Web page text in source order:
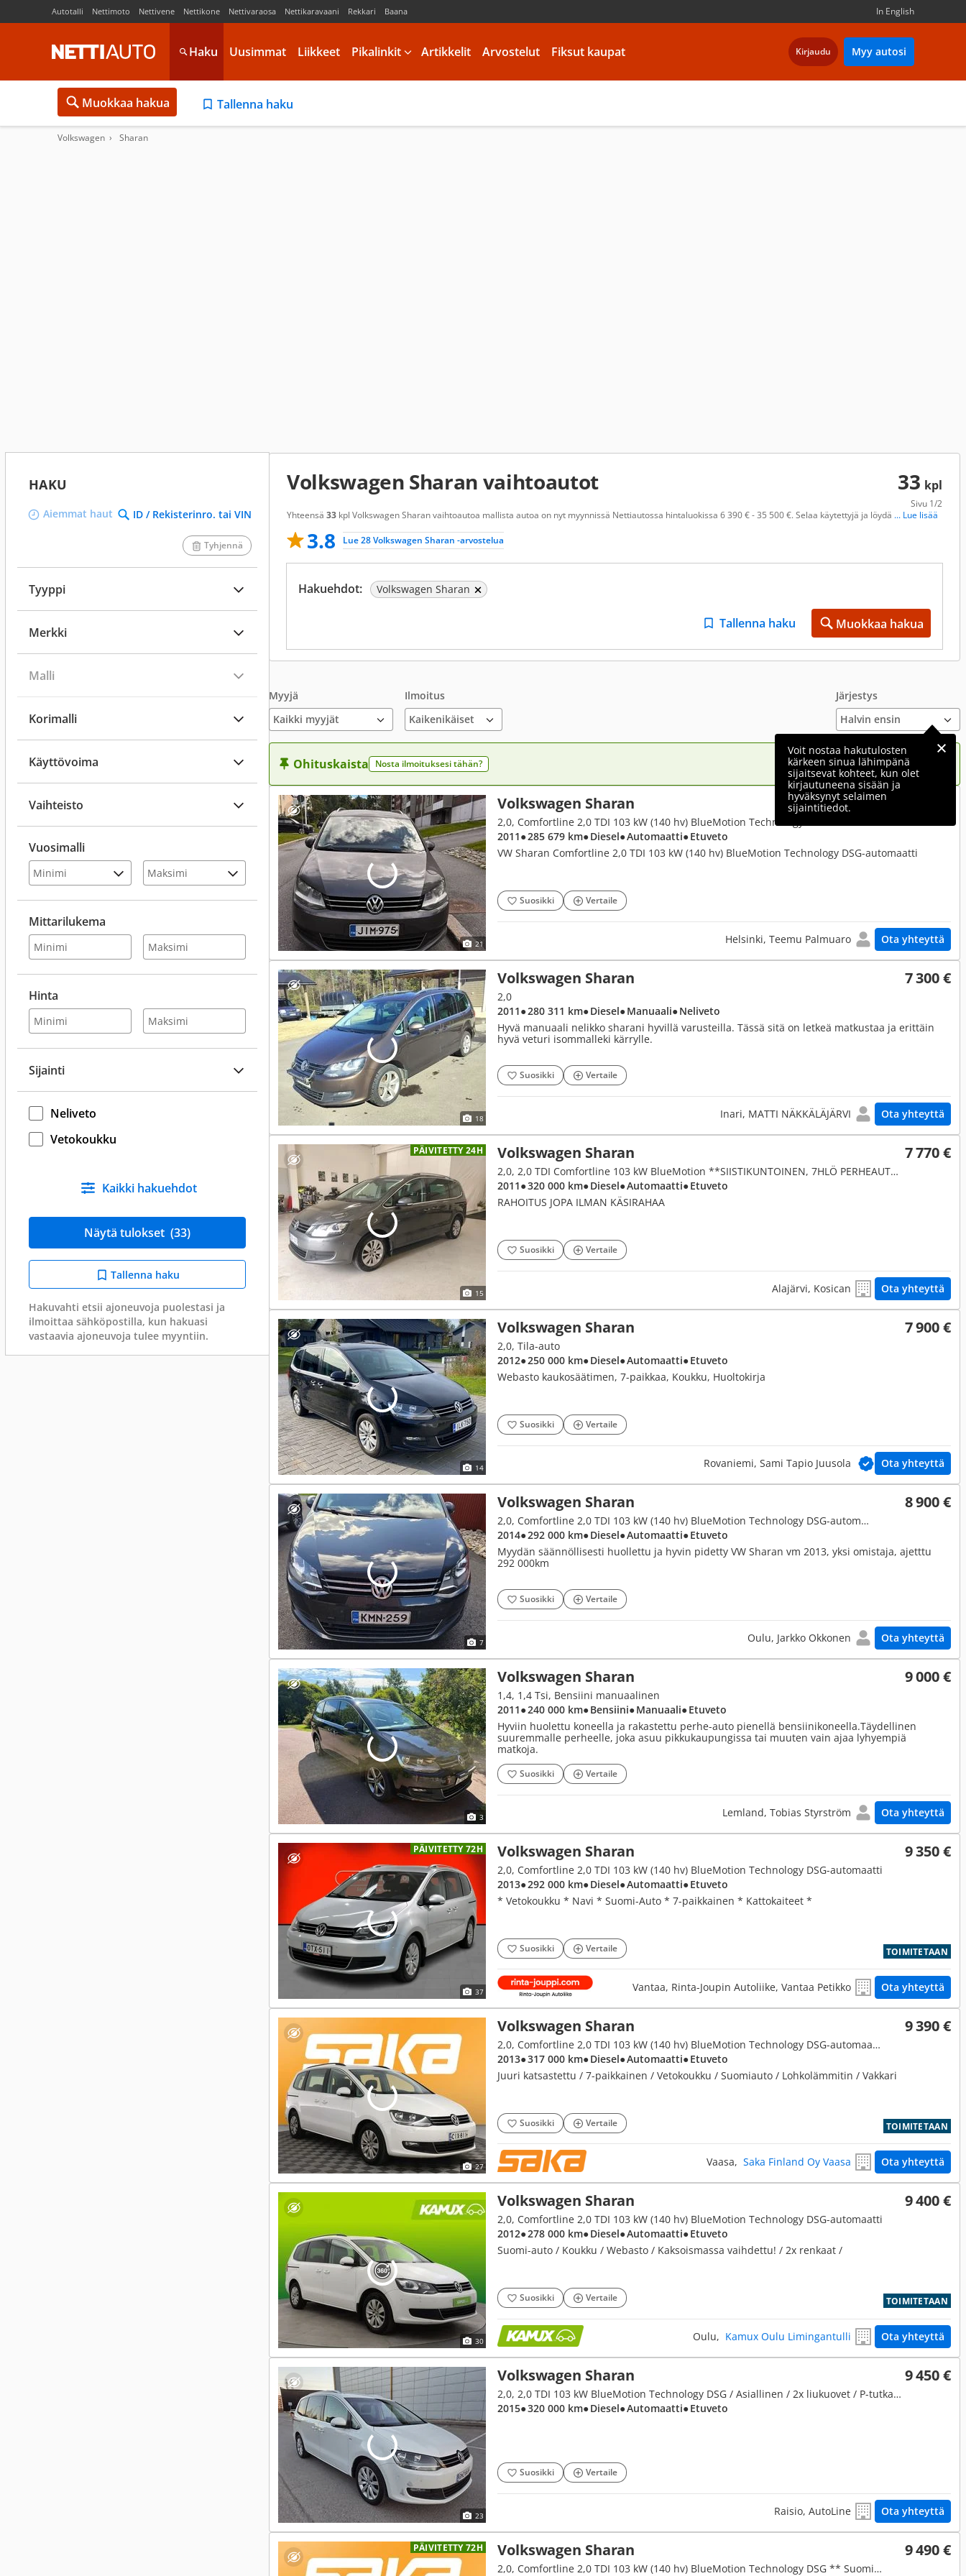
Autotalli Nettimoto Nettivene Nettikone Nettivaraosa Nettikaravaani Rekkari Baana In English
Haku Uusimmat Liikkeet Pikalinkit Artikkelit Arvostelut Fiksut kaupat Kirjaudu Myy autosi
Muokkaa hakua Tallenna haku
Volkswagen Sharan
HAKU
Aiemmat haut ID / Rekisterinro. tai VIN
Tyhjennä
Tyyppi
Merkki
Malli
Korimalli
Käyttövoima
Vaihteisto
Vuosimalli
Mittarilukema
Hinta
Sijainti
Neliveto
Vetokoukku
Kaikki hakuehdot
Näytä tulokset (33)
Tallenna haku
Hakuvahti etsii ajoneuvoja puolestasi ja
ilmoittaa sähköpostilla, kun hakuasi
vastaavia ajoneuvoja tulee myyntiin.
33 kpl
Sivu 1/2
Volkswagen Sharan vaihtoautot
Yhteensä 33 kpl Volkswagen Sharan vaihtoautoa mallista autoa on nyt myynnissä Nettiautossa hintaluokissa 6 390 € - 35 500 €. Selaa käytettyjä ja löydä ... Lue lisää
3.8 Lue 28 Volkswagen Sharan -arvostelua
Hakuehdot: Volkswagen Sharan
Tallenna haku Muokkaa hakua
Myyjä
Kaikki myyjät
Ilmoitus Järjestys
Voit nostaa hakutulosten
kärkeen sinua lähimpänä
sijaitsevat kohteet, kun olet
kirjautuneena sisään ja
hyväksynyt selaimen
sijaintitiedot.
Ohituskaista Nosta ilmoituksesi tähän?
21
Volkswagen Sharan
2,0, Comfortline 2,0 TDI 103 kW (140 hv) BlueMotion Technology DSG-automaatti
2011● 285 679 km● Diesel● Automaatti● Etuveto
VW Sharan Comfortline 2,0 TDI 103 kW (140 hv) BlueMotion Technology DSG-automaatti
Suosikki Vertaile
Helsinki, Teemu Palmuaro Ota yhteyttä
18
Volkswagen Sharan 7 300 €
2,0
2011● 280 311 km● Diesel● Manuaali● Neliveto
Hyvä manuaali nelikko sharani hyvillä varusteilla. Tässä sitä on letkeä matkustaa ja erittäin
hyvä veturi isommalleki kärrylle.
Suosikki Vertaile
Inari, MATTI NÄKKÄLÄJÄRVI Ota yhteyttä
PÄIVITETTY 24H
15
Volkswagen Sharan 7 770 €
2,0, 2,0 TDI Comfortline 103 kW BlueMotion **SIISTIKUNTOINEN, 7HLÖ PERHEAUTO**
2011● 320 000 km● Diesel● Automaatti● Etuveto
RAHOITUS JOPA ILMAN KÄSIRAHAA
Suosikki Vertaile
Alajärvi, Kosican Ota yhteyttä
14
Volkswagen Sharan 7 900 €
2,0, Tila-auto
2012● 250 000 km● Diesel● Automaatti● Etuveto
Webasto kaukosäätimen, 7-paikkaa, Koukku, Huoltokirja
Suosikki Vertaile
Rovaniemi, Sami Tapio Juusola Ota yhteyttä
7
Volkswagen Sharan 8 900 €
2,0, Comfortline 2,0 TDI 103 kW (140 hv) BlueMotion Technology DSG-automaatti
2014● 292 000 km● Diesel● Automaatti● Etuveto
Myydän säännöllisesti huollettu ja hyvin pidetty VW Sharan vm 2013, yksi omistaja, ajetttu
292 000km
Suosikki Vertaile
Oulu, Jarkko Okkonen Ota yhteyttä
3
Volkswagen Sharan 9 000 €
1,4, 1,4 Tsi, Bensiini manuaalinen
2011● 240 000 km● Bensiini● Manuaali● Etuveto
Hyviin huolettu koneella ja rakastettu perhe-auto pienellä bensiinikoneella.Täydellinen
suuremmalle perheelle, joka asuu pikkukaupungissa tai muuten vain ajaa lyhyempiä
matkoja.
Suosikki Vertaile
Lemland, Tobias Styrström Ota yhteyttä
PÄIVITETTY 72H
37
Volkswagen Sharan 9 350 €
TOIMITETAAN
2,0, Comfortline 2,0 TDI 103 kW (140 hv) BlueMotion Technology DSG-automaatti
2013● 292 000 km● Diesel● Automaatti● Etuveto
* Vetokoukku * Navi * Suomi-Auto * 7-paikkainen * Kattokaiteet *
Suosikki Vertaile
Vantaa, Rinta-Joupin Autoliike, Vantaa Petikko Ota yhteyttä
27
Volkswagen Sharan 9 390 €
TOIMITETAAN
2,0, Comfortline 2,0 TDI 103 kW (140 hv) BlueMotion Technology DSG-automaatti ** 7-paikkainen / Vetokoukku / Lohkolämmitin **
2013● 317 000 km● Diesel● Automaatti● Etuveto
Juuri katsastettu / 7-paikkainen / Vetokoukku / Suomiauto / Lohkolämmitin / Vakkari
Suosikki Vertaile
Vaasa, Saka Finland Oy Vaasa Ota yhteyttä
30
Volkswagen Sharan 9 400 €
TOIMITETAAN
2,0, Comfortline 2,0 TDI 103 kW (140 hv) BlueMotion Technology DSG-automaatti
2012● 278 000 km● Diesel● Automaatti● Etuveto
Suomi-auto / Koukku / Webasto / Kaksoismassa vaihdettu! / 2x renkaat /
Suosikki Vertaile
Oulu, Kamux Oulu Limingantulli Ota yhteyttä
23
Volkswagen Sharan 9 450 €
2,0, 2,0 TDI 103 kW BlueMotion Technology DSG / Asiallinen / 2x liukuovet / P-tutkat / Vetokoukku / Rahoitus 0% Käsiraha!
2015● 320 000 km● Diesel● Automaatti● Etuveto
Suosikki Vertaile
Raisio, AutoLine Ota yhteyttä
PÄIVITETTY 72H Volkswagen Sharan 9 490 €
2,0, Comfortline 2,0 TDI 103 kW (140 hv) BlueMotion Technology DSG ** Suomi-auto / Webasto / Panorama / P.tutkat **